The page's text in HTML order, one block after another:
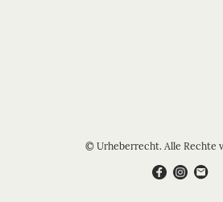
© Urheberrecht. Alle Rechte